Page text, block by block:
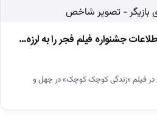
جشنواره فیلم فجر را به لرزه…
در فیلم «زندگی کوچک کوچک» در چهل و